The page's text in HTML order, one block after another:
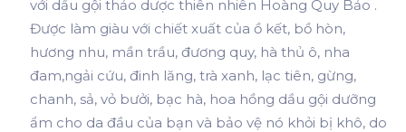
với dầu gội thảo dược thiên nhiên Hoàng Quy Bảo .
Được làm giàu với chiết xuất của ồ kết, bồ hòn,
hương nhu, mần trầu, đương quy, hà thủ ô, nha
đam,ngải cứu, đinh lăng, trà xanh, lạc tiên, gừng,
chanh, sả, vỏ bưởi, bạc hà, hoa hồng dầu gội dưỡng
ẩm cho da đầu của bạn và bảo vệ nó khỏi bị khô, do